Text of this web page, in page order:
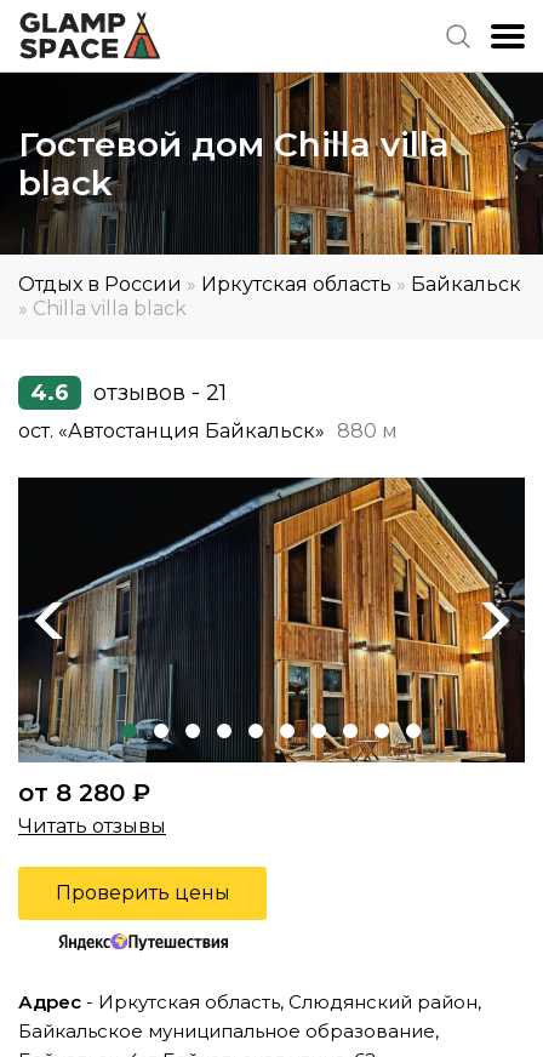
Гостевой дом Chilla villa
black
Отдых в России » Иркутская область » Байкальск
» Chilla villa black
4.6 отзывов - 21
ост. «Автостанция Байкальск» 880 м
Previous Next
от 8 280 ₽
Читать отзывы
Проверить цены
Адрес - Иркутская область, Слюдянский район,
Байкальское муниципальное образование,